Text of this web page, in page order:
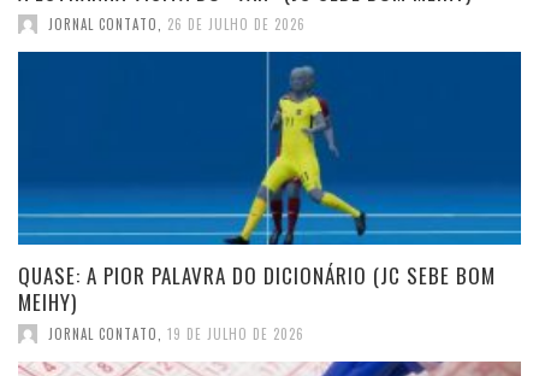
JORNAL CONTATO 26 DE JULHO DE 2026
QUASE: A PIOR PALAVRA DO DICIONÁRIO (JC SEBE BOM
MEIHY)
JORNAL CONTATO 19 DE JULHO DE 2026